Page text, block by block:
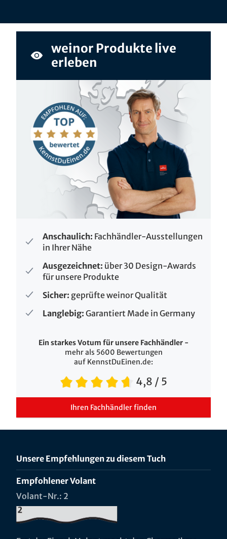
weinor Produkte live
erleben
Anschaulich: Fachhändler-Ausstellungen
in Ihrer Nähe
Ausgezeichnet: über 30 Design-Awards
für unsere Produkte
Sicher: geprüfte weinor Qualität
Langlebig: Garantiert Made in Germany
Ein starkes Votum für unsere Fachhändler -
mehr als 5600 Bewertungen
auf KennstDuEinen.de:
4,8 / 5
Ihren Fachhändler finden
Unsere Empfehlungen zu diesem Tuch
Empfohlener Volant
Volant-Nr.: 2